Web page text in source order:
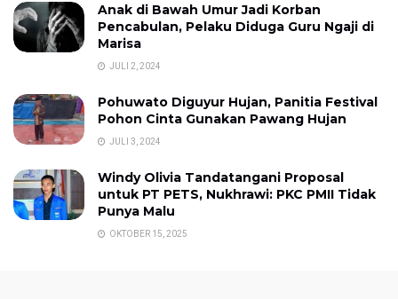
Anak di Bawah Umur Jadi Korban
Pencabulan, Pelaku Diduga Guru Ngaji di
Marisa
JULI 2, 2024
Pohuwato Diguyur Hujan, Panitia Festival
Pohon Cinta Gunakan Pawang Hujan
JULI 3, 2024
Windy Olivia Tandatangani Proposal
untuk PT PETS, Nukhrawi: PKC PMII Tidak
Punya Malu
OKTOBER 15, 2025